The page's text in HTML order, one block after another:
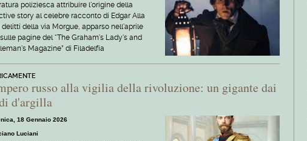
poliziesca attribuire l'origine della
story al celebre racconto di Edgar Alla
delitti della via Morgue, apparso nell'aprile
sulle pagine del “The Graham's Lady's and
Magazine” di Filadelfia
russo alla vigilia della rivoluzione: un gigante dai
d'argilla
18 Gennaio 2026
Luciani